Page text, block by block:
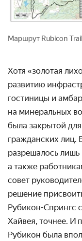
Маршрут Rubicon Trail
Хотя «золотая
развитию
гостиницы и
на минеральных
была закрытой
гражданских лиц.
разрешалось
а также
совет
решение
Рубикон-Спрингс
Хайвея, точнее. И
Рубикон была